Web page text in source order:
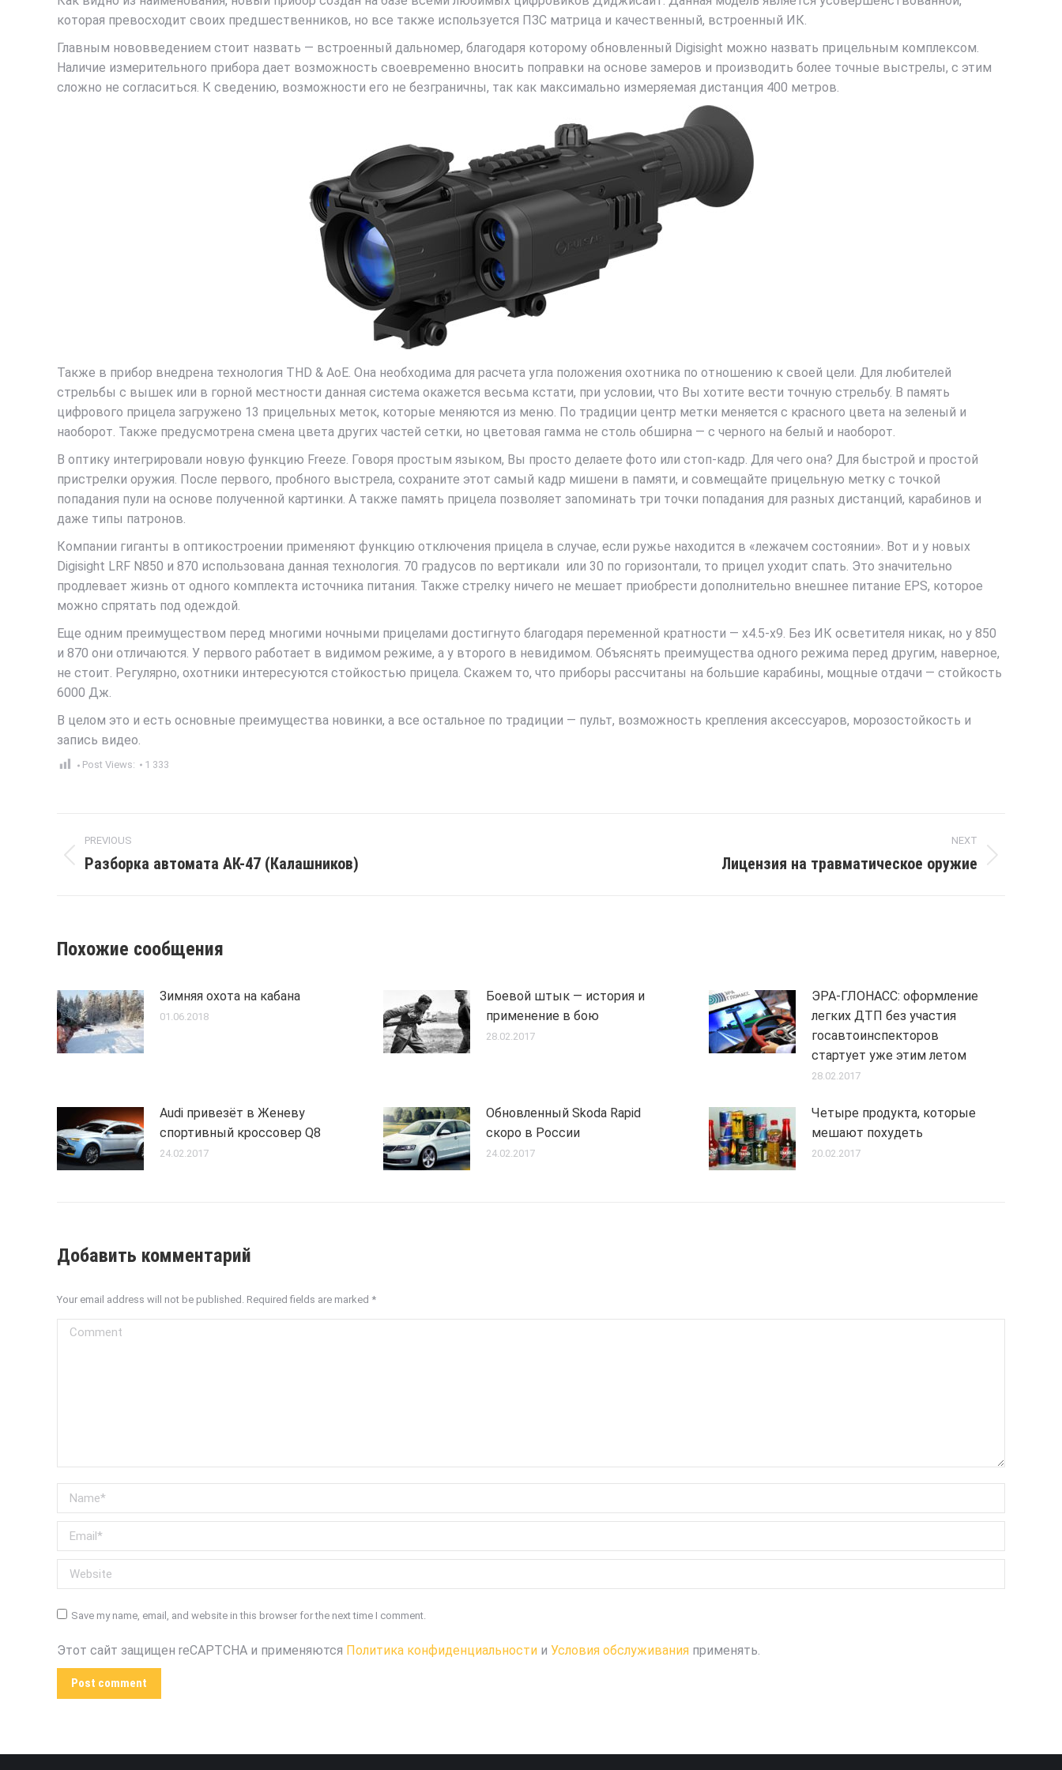
которая превосходит своих предшественников, но все также используется ПЗС матрица и качественный, встроенный ИК.
Главным нововведением стоит назвать — встроенный дальномер, благодаря которому обновленный Digisight можно назвать прицельным комплексом.
Наличие измерительного прибора дает возможность своевременно вносить поправки на основе замеров и производить более точные выстрелы, с этим
сложно не согласиться. К сведению, возможности его не безграничны, так как максимально измеряемая дистанция 400 метров.
Также в прибор внедрена технология THD & AoE. Она необходима для расчета угла положения охотника по отношению к своей цели. Для любителей
стрельбы с вышек или в горной местности данная система окажется весьма кстати, при условии, что Вы хотите вести точную стрельбу. В память
цифрового прицела загружено 13 прицельных меток, которые меняются из меню. По традиции центр метки меняется с красного цвета на зеленый и
наоборот. Также предусмотрена смена цвета других частей сетки, но цветовая гамма не столь обширна — с черного на белый и наоборот.
В оптику интегрировали новую функцию Freeze. Говоря простым языком, Вы просто делаете фото или стоп-кадр. Для чего она? Для быстрой и простой
пристрелки оружия. После первого, пробного выстрела, сохраните этот самый кадр мишени в памяти, и совмещайте прицельную метку с точкой
попадания пули на основе полученной картинки. А также память прицела позволяет запоминать три точки попадания для разных дистанций, карабинов и
даже типы патронов.
Компании гиганты в оптикостроении применяют функцию отключения прицела в случае, если ружье находится в «лежачем состоянии». Вот и у новых
Digisight LRF N850 и 870 использована данная технология. 70 градусов по вертикали или 30 по горизонтали, то прицел уходит спать. Это значительно
продлевает жизнь от одного комплекта источника питания. Также стрелку ничего не мешает приобрести дополнительно внешнее питание EPS, которое
можно спрятать под одеждой.
Еще одним преимуществом перед многими ночными прицелами достигнуто благодаря переменной кратности — x4.5-x9. Без ИК осветителя никак, но у 850
и 870 они отличаются. У первого работает в видимом режиме, а у второго в невидимом. Объяснять преимущества одного режима перед другим, наверное,
не стоит. Регулярно, охотники интересуются стойкостью прицела. Скажем то, что приборы рассчитаны на большие карабины, мощные отдачи — стойкость
6000 Дж.
В целом это и есть основные преимущества новинки, а все остальное по традиции — пульт, возможность крепления аксессуаров, морозостойкость и
запись видео.
Post Views: 1 333
Post
navigation
PREVIOUS
Previous
Разборка автомата АК-47 (Калашников)
NEXT
Лицензия на травматическое оружие
Похожие сообщения
Зимняя охота на кабана
01.06.2018
Боевой штык — история и
применение в бою
28.02.2017
ЭРА-ГЛОНАСС: оформление
легких ДТП без участия
госавтоинспекторов
стартует уже этим летом
28.02.2017
Audi привезёт в Женеву
спортивный кроссовер Q8
24.02.2017
Обновленный Skoda Rapid
скоро в России
24.02.2017
Четыре продукта, которые
мешают похудеть
20.02.2017
Добавить комментарий
Your email address will not be published. Required fields are marked *
Comment
Name *
Email *
Website
Save my name, email, and website in this browser for the next time I comment.
Этот сайт защищен reCAPTCHA и применяются Политика конфиденциальности и Условия обслуживания применять.
Post comment